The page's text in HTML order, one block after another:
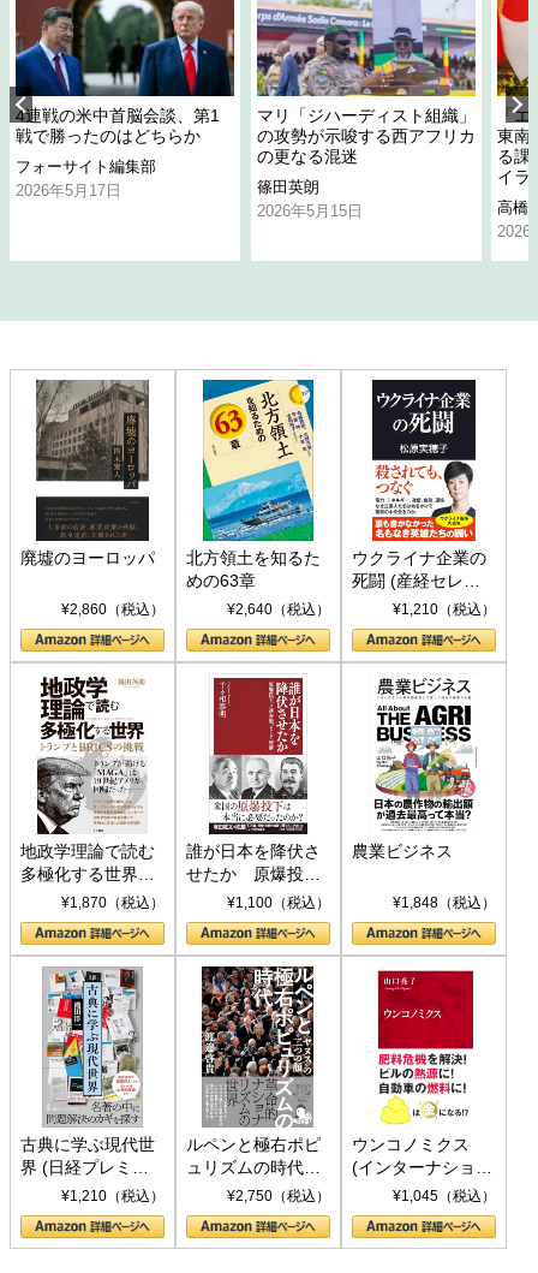
4連戦の米中首脳会談、第1
戦で勝ったのはどちらか
フォーサイト編集部
2026年5月17日
マリ「ジハーディスト組織」
の攻勢が示唆する西アフリカ
の更なる混迷
篠田英朗
2026年5月15日
「
東南
る課
イラ
高橋
2026
廃墟のヨーロッパ
¥2,860（税込）
北方領土を知るた
めの63章
¥2,640（税込）
ウクライナ企業の
死闘 (産経セレク
ト S 039)¥1,210（税込）
地政学理論で読む
多極化する世界：
トランプとBRICS
の挑戦
¥1,870（税込）
誰が日本を降伏さ
せたか 原爆投
下、ソ連参戦、そ
して聖断 (PHP新
書)
¥1,100（税込）
農業ビジネス
¥1,848（税込）
古典に学ぶ現代世
界 (日経プレミア
シリーズ)¥1,210（税込）
ルペンと極右ポピ
ュリズムの時代：
〈ヤヌス〉の二つ
の顔
¥2,750（税込）
ウンコノミクス
(インターナショナ
ル新書)¥1,045（税込）